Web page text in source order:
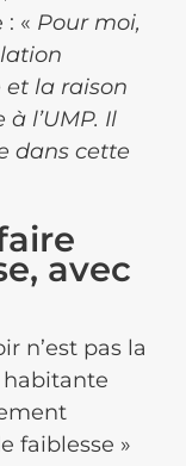
« Pour moi,
et la raison
l’UMP. Il
dans cette
avec
n’est pas la
habitante
faiblesse »